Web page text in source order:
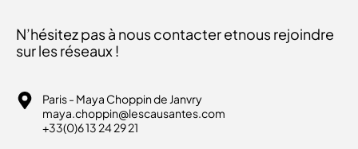
N’hésitez pas à nous contacter etnous rejoindre
sur les réseaux !
Paris - Maya Choppin de Janvry
maya.choppin@lescausantes.com
+33(0)6 13 24 29 21